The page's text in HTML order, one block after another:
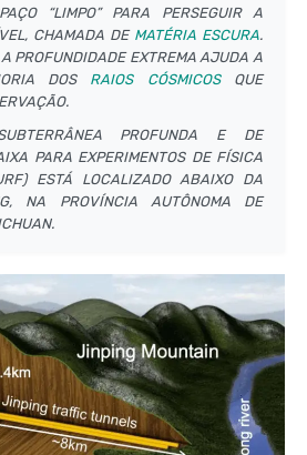
“LIMPO” PARA PERSEGUIR A
CHAMADA DE MATÉRIA ESCURA.
PROFUNDIDADE EXTREMA AJUDA A
DOS RAIOS CÓSMICOSQUE
PROFUNDA E DE
PARA EXPERIMENTOS DE FÍSICA
ESTÁ LOCALIZADO ABAIXO DA
NA PROVÍNCIA AUTÔNOMA DE